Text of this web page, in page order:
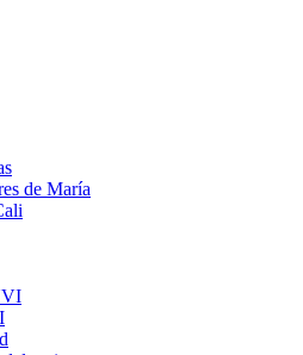
de María